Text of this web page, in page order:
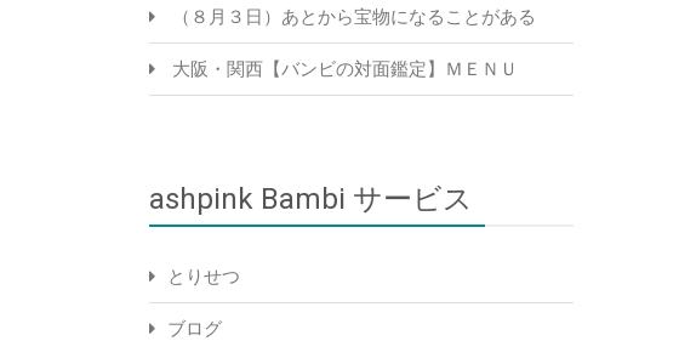
（８月３日）あとから宝物になることがある
大阪・関西【バンビの対面鑑定】ＭＥＮＵ
ashpink Bambi サービス
とりせつ
ブログ